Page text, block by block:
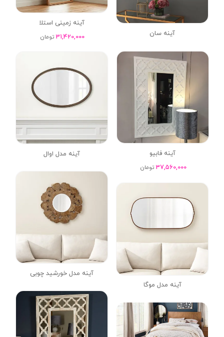
آینه زمینی استلا
31,420,000 تومان آینه سان
آینه فابیو
37,560,000 تومان
آینه مدل اوال
آینه مدل خورشید چوبی
آینه مدل موگا